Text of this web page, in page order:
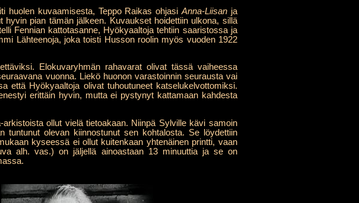
huolen kuvaamisesta, Teppo Raikas ohjasiAnna-Liisan ja
hyvin pian tämän jälkeen. Kuvaukset hoidettiin ulkona, sillä
Fennian kattotasanne, Hyökyaaltoja tehtiin saaristossa ja
Lähteenoja, joka toisti Husson roolin myös vuoden 1922
Elokuvaryhmän rahavarat olivat tässä vaiheessa
vuonna. Liekö huonon varastoinnin seurausta vai
että Hyökyaaltoja olivat tuhoutuneet katselukelvottomiksi.
erittäin hyvin, mutta ei pystynyt kattamaan kahdesta
ollut vielä tietoakaan. Niinpä Sylville kävi samoin
tuntunut olevan kiinnostunut sen kohtalosta. Se löydettiin
kyseessä ei ollut kuitenkaan yhtenäinen printti, vaan
alh. vas.) on jäljellä ainoastaan 13 minuuttia ja se on